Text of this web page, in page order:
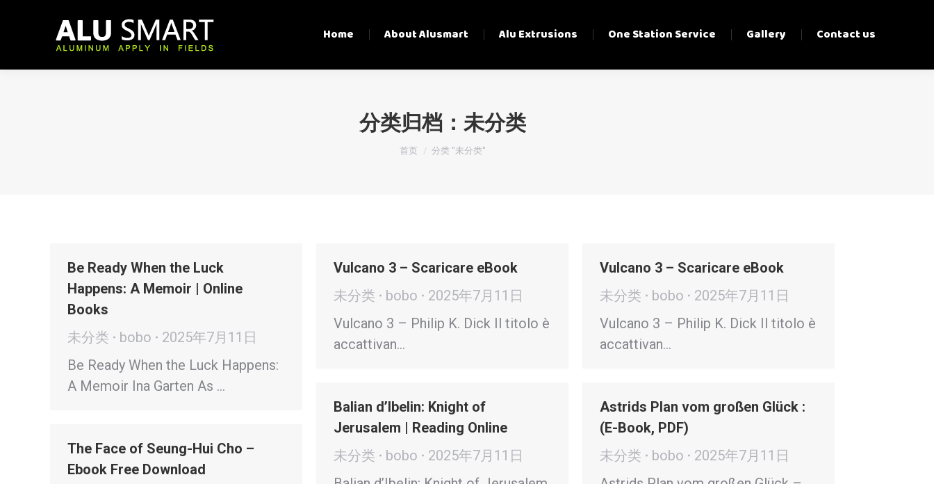
Home About Alusmart Alu Extrusions One Station Service Gallery Contact us
分类归档： 未分类
您在这里：
首页 分类 "未分类"
Be Ready When the Luck
Happens: A Memoir | Online
Books
未分类
bobo
2025年7月11日
Be Ready When the Luck Happens:
A Memoir Ina Garten As …
Vulcano 3 – Scaricare eBook
未分类
bobo
2025年7月11日
Vulcano 3 – Philip K. Dick Il titolo è
accattivan…
Vulcano 3 – Scaricare eBook
未分类
bobo
2025年7月11日
Vulcano 3 – Philip K. Dick Il titolo è
accattivan…
Balian d’Ibelin: Knight of
Jerusalem | Reading Online
未分类
bobo
2025年7月11日
Astrids Plan vom großen Glück :
(E-Book, PDF)
未分类
bobo
2025年7月11日
The Face of Seung-Hui Cho –
Ebook Free Download